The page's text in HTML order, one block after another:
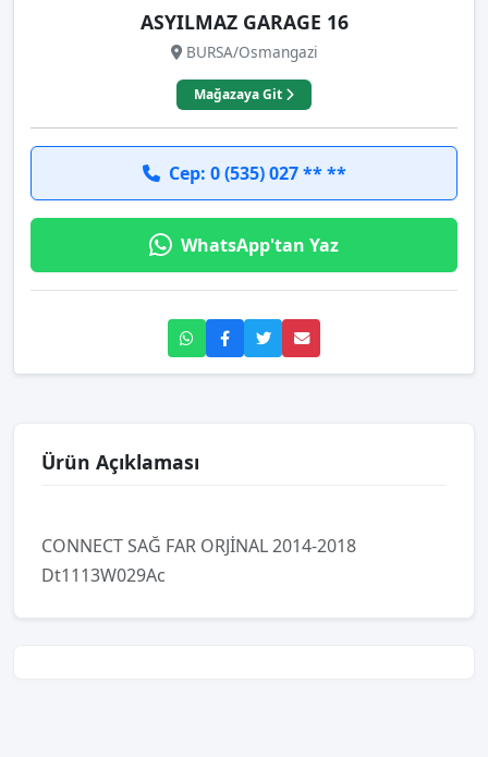
ASYILMAZ GARAGE 16
BURSA/Osmangazi
Mağazaya Git
Cep: 0 (535) 027 ** **
WhatsApp'tan Yaz
Ürün Açıklaması
CONNECT SAĞ FAR ORJİNAL 2014-2018
Dt1113W029Ac